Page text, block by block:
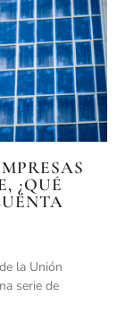
¿QUÉ
la Unión
serie de